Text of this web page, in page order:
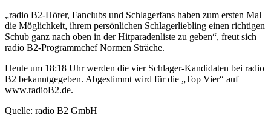
„radio B2-Hörer, Fanclubs und Schlagerfans haben zum ersten Mal
die Möglichkeit, ihrem persönlichen Schlagerliebling einen richtigen
Schub ganz nach oben in der Hitparadenliste zu geben“, freut sich
radio B2-Programmchef Normen Sträche.
Heute um 18:18 Uhr werden die vier Schlager-Kandidaten bei radio
B2 bekanntgegeben. Abgestimmt wird für die „Top Vier“ auf
www.radioB2.de.
Quelle: radio B2 GmbH